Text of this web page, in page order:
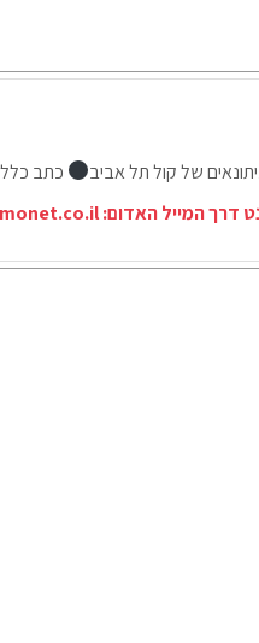
של קול תל אביב
כתב
דרך המייל האדום: